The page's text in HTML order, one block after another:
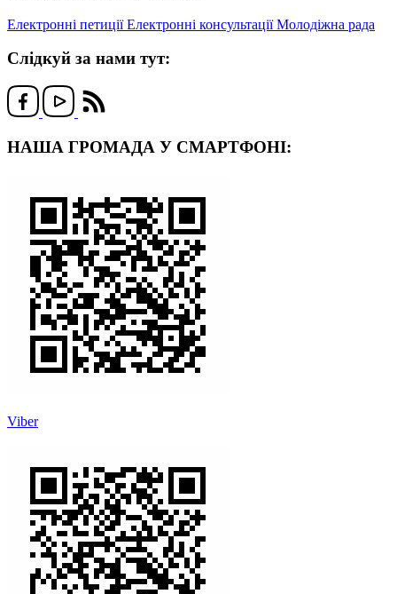
Електронні петиціїЕлектронні консультаціїМолодіжна рада
Слідкуй за нами тут:
НАША ГРОМАДА У СМАРТФОНІ:
Viber